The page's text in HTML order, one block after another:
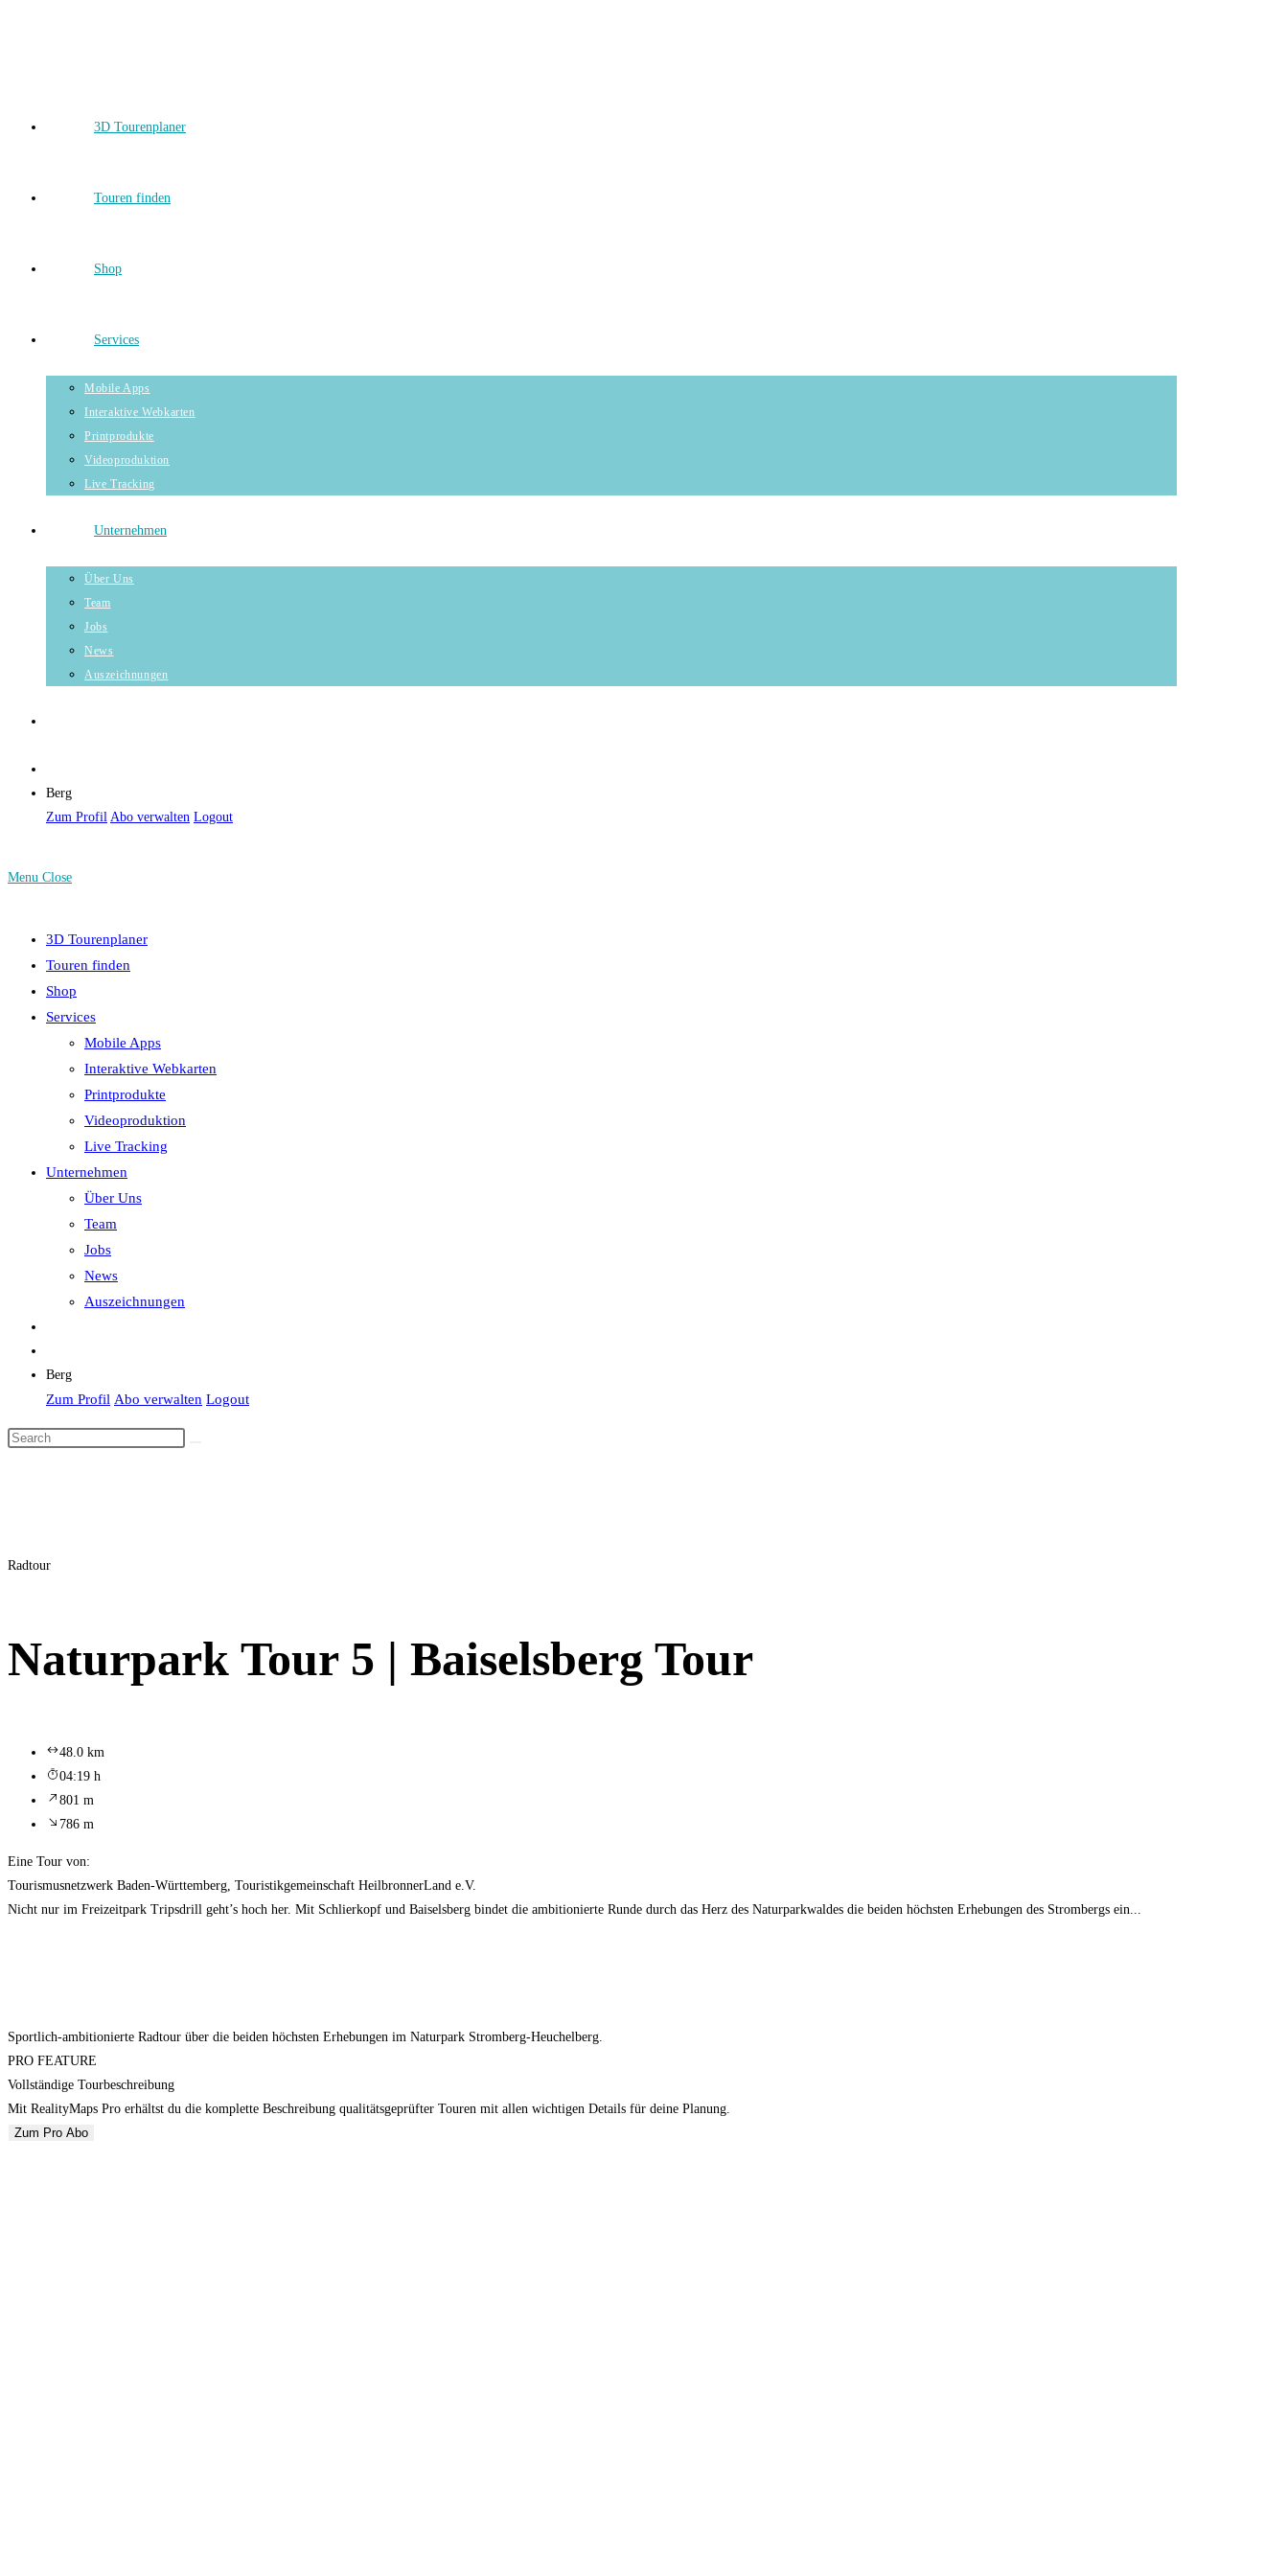
3D Tourenplaner
Touren finden
Shop
Services
Mobile Apps
Interaktive Webkarten
Printprodukte
Videoproduktion
Live Tracking
Unternehmen
Über Uns
Team
Jobs
News
Auszeichnungen
Berg
Zum Profil Abo verwalten Logout
Menu Close
3D Tourenplaner
Touren finden
Shop
Services
Mobile Apps
Interaktive Webkarten
Printprodukte
Videoproduktion
Live Tracking
Unternehmen
Über Uns
Team
Jobs
News
Auszeichnungen
Berg
Zum Profil Abo verwalten Logout
Radtour
Naturpark Tour 5 | Baiselsberg Tour
48.0 km
04:19 h
801 m
786 m
Eine Tour von:
Tourismusnetzwerk Baden-Württemberg, Touristikgemeinschaft HeilbronnerLand e.V.
Nicht nur im Freizeitpark Tripsdrill geht’s hoch her. Mit Schlierkopf und Baiselsberg bindet die ambitionierte Runde durch das Herz des Naturparkwaldes die beiden höchsten Erhebungen des Strombergs ein...
Sportlich-ambitionierte Radtour über die beiden höchsten Erhebungen im Naturpark Stromberg-Heuchelberg.
PRO FEATURE
Vollständige Tourbeschreibung
Mit RealityMaps Pro erhältst du die komplette Beschreibung qualitätsgeprüfter Touren mit allen wichtigen Details für deine Planung.
Zum Pro Abo